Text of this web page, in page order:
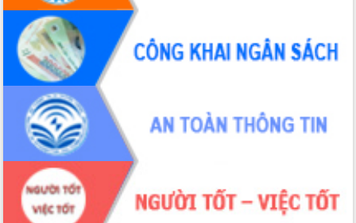
Xây dựng nền hành chính số đồng
hành cùng nông dân dân, doanh nghiệp
Giai đoạn 2026-2030, Đắk Lắk phấn
đấu có 77% xã đạt chuẩn nông thôn
mới
Chuyển đổi số 'mở đường' cho nông
nghiệp Đắk Lắk tăng trưởng bứt phá
Triển khai đồng bộ đo đạc, lập hồ sơ
địa chính, hoàn thiện cơ sở dữ liệu đất
đai
Ứng dụng sinh trắc học - Bước tiến
trong hành trình chuyển đổi số tại Đắk
Lắk